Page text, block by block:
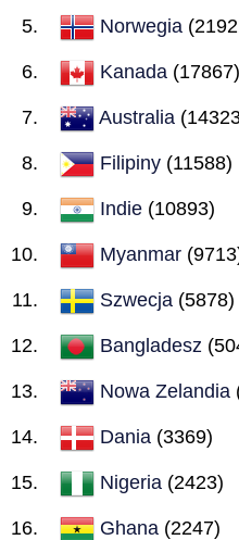
Norwegia
Kanada (17867)
Australia
Filipiny (11588)
Indie (10893)
Myanmar
Szwecja (5878)
Bangladesz
Nowa Zelandia
Dania (3369)
Nigeria (2423)
Ghana (2247)